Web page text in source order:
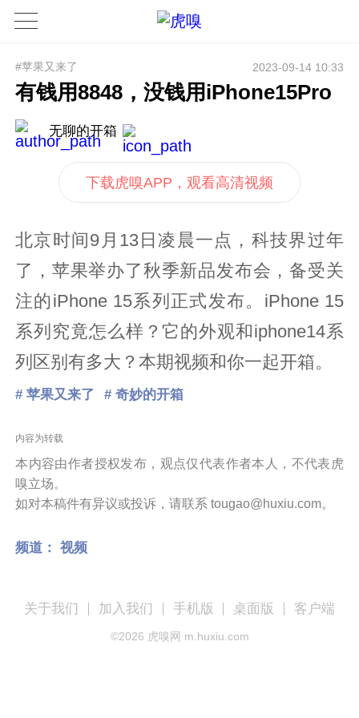
#苹果又来了 2023-09-14 10:33
有钱用8848，没钱用iPhone15Pro
无聊的开箱
下载虎嗅APP，观看高清视频
北京时间9月13日凌晨一点，科技界过年
了，苹果举办了秋季新品发布会，备受关
注的iPhone 15系列正式发布。iPhone 15
系列究竟怎么样？它的外观和iphone14系
列区别有多大？本期视频和你一起开箱。
# 苹果又来了 # 奇妙的开箱
内容为转载
本内容由作者授权发布，观点仅代表作者本人，不代表虎
嗅立场。
如对本稿件有异议或投诉，请联系 tougao@huxiu.com。
频道： 视频
关于我们 加入我们 手机版 桌面版 客户端
©2026 虎嗅网 m.huxiu.com